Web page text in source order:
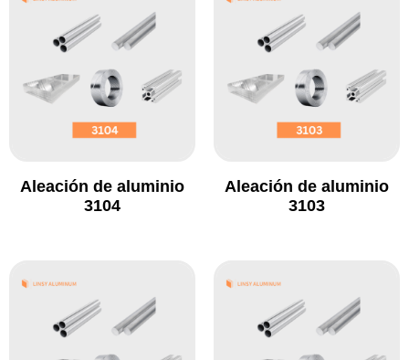
Aleación de aluminio
3104
Aleación de aluminio
3103